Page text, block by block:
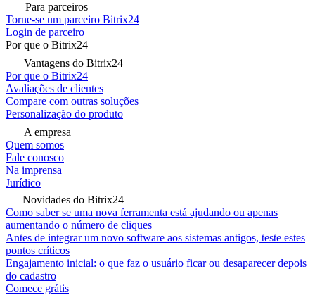
Para parceiros
Torne-se um parceiro Bitrix24
Login de parceiro
Por que o Bitrix24
Vantagens do Bitrix24
Por que o Bitrix24
Avaliações de clientes
Compare com outras soluções
Personalização do produto
A empresa
Quem somos
Fale conosco
Na imprensa
Jurídico
Novidades do Bitrix24
Como saber se uma nova ferramenta está ajudando ou apenas
aumentando o número de cliques
Antes de integrar um novo software aos sistemas antigos, teste estes
pontos críticos
Engajamento inicial: o que faz o usuário ficar ou desaparecer depois
do cadastro
Comece grátis